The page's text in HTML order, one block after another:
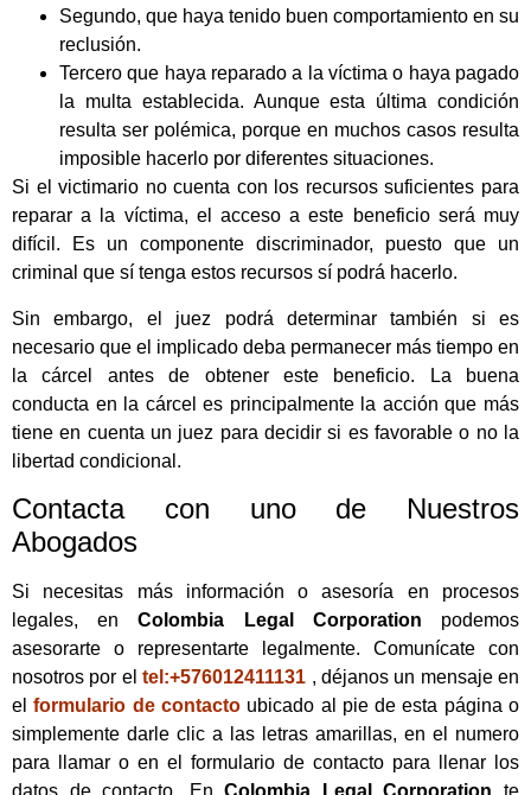
Segundo, que haya tenido buen comportamiento en su
reclusión.
Tercero que haya reparado a la víctima o haya pagado
la multa establecida. Aunque esta última condición
resulta ser polémica, porque en muchos casos resulta
imposible hacerlo por diferentes situaciones.
Si el victimario no cuenta con los recursos suficientes para
reparar a la víctima, el acceso a este beneficio será muy
difícil. Es un componente discriminador, puesto que un
criminal que sí tenga estos recursos sí podrá hacerlo.
Sin embargo, el juez podrá determinar también si es
necesario que el implicado deba permanecer más tiempo en
la cárcel antes de obtener este beneficio. La buena
conducta en la cárcel es principalmente la acción que más
tiene en cuenta un juez para decidir si es favorable o no la
libertad condicional.
Contacta con uno de Nuestros
Abogados
Si necesitas más información o asesoría en procesos
legales, enColombia Legal Corporation podemos
asesorarte o representarte legalmente. Comunícate con
nosotros por eltel:+576012411131 , déjanos un mensaje en
elformulario de contactoubicado al pie de esta página o
simplemente darle clic a las letras amarillas, en el numero
para llamar o en el formulario de contacto para llenar los
datos de contacto. EnColombia Legal Corporation te